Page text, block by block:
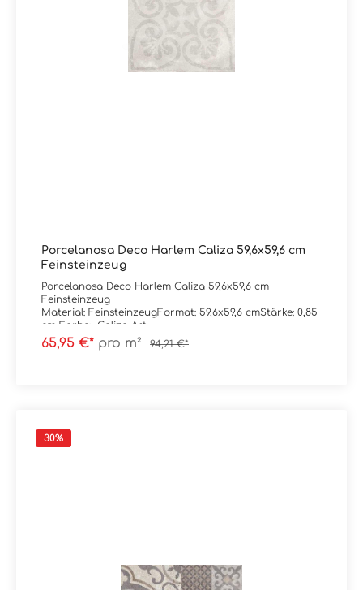
Porcelanosa Deco Harlem Caliza 59,6x59,6 cm
Feinsteinzeug
Porcelanosa Deco Harlem Caliza 59,6x59,6 cm
Feinsteinzeug
Material: FeinsteinzeugFormat: 59,6x59,6 cmStärke: 0,85
cm Farbe: Caliza Art.-
Nr: 100328042Kante: rektifiziertOberfläche:
matt Trittsicherheit: R9Verpackungsdaten:Paketinhalt:
65,95 €* pro m² 94,21 €*
30%